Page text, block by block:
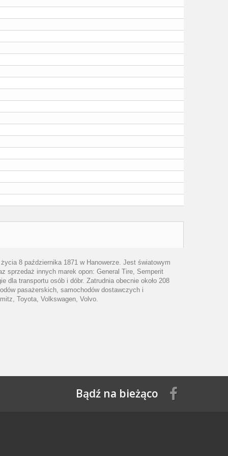
8 października 1871 w Hanowerze. Jest światowym
sprzedaż innych marek opon: General Tire, Semperit
dla transportu osób i dóbr. Zatrudnia obecnie około 208
pasażerskich, samochodów dostawczych i
Toyota, Volkswagen, Volvo.
Bądź na bieżąco